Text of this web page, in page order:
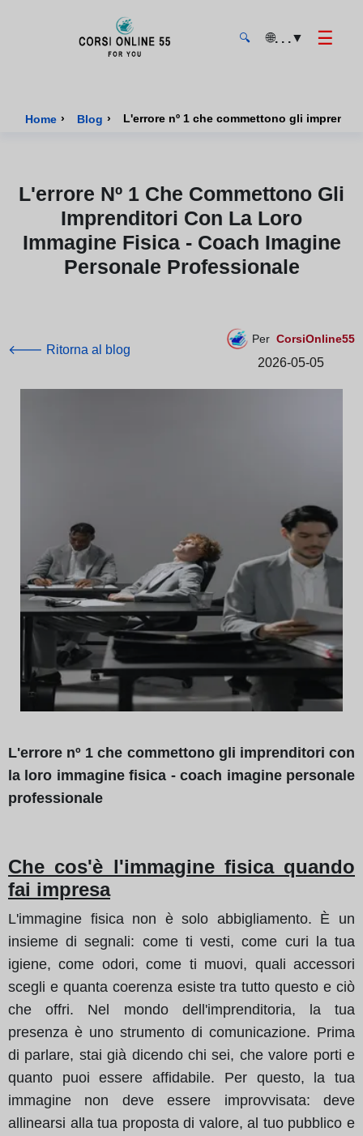
🔍 🌐. . .▼ ☰
Home › Blog › L'errore nº 1 che commettono gli
L'errore Nº 1 Che Commettono Gli
Imprenditori Con La Loro
Immagine Fisica - Coach Imagine
Personale Professionale
🡐 Ritorna al blog
Per CorsiOnline55
2026-05-05
L'errore nº 1 che commettono gli imprenditori con
la loro immagine fisica - coach imagine personale
professionale
Che cos'è l'immagine fisica quando
fai impresa
L'immagine fisica non è solo abbigliamento. È un
insieme di segnali: come ti vesti, come curi la tua
igiene, come odori, come ti muovi, quali accessori
scegli e quanta coerenza esiste tra tutto questo e ciò
che offri. Nel mondo dell'imprenditoria, la tua
presenza è uno strumento di comunicazione. Prima
di parlare, stai già dicendo chi sei, che valore porti e
quanto puoi essere affidabile. Per questo, la tua
immagine non deve essere improvvisata: deve
allinearsi alla tua proposta di valore, al tuo pubblico e